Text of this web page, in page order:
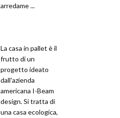
arredame ...
La casa in pallet è il
frutto di un
progetto ideato
dall'azienda
americana I-Beam
design. Si tratta di
una casa ecologica,